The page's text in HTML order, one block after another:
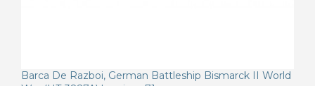
Barca De Razboi, German Battleship Bismarck II World